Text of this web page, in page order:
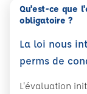
Qu'est-ce que
obligatoire ?
La loi nous
perms de
L'évaluation